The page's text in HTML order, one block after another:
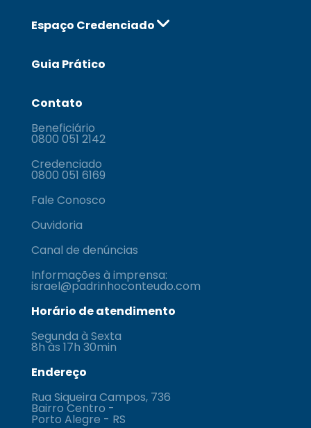
Espaço Credenciado
Guia Prático
Contato
Beneficiário
0800 051 2142
Credenciado
0800 051 6169
Fale Conosco
Ouvidoria
Canal de denúncias
Informações à imprensa:
israel@padrinhoconteudo.com
Horário de atendimento
Segunda à Sexta
8h às 17h 30min
Endereço
Rua Siqueira Campos, 736
Bairro Centro -
Porto Alegre - RS